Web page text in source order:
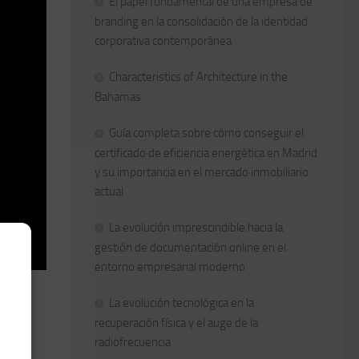
branding en la consolidación de la identidad
corporativa contemporánea
Characteristics of Architecture in the
Bahamas
Guía completa sobre cómo conseguir el
certificado de eficiencia energética en Madrid
y su importancia en el mercado inmobiliario
actual
La evolución imprescindible hacia la
gestión de documentación online en el
entorno empresarial moderno
La evolución tecnológica en la
recuperación física y el auge de la
radiofrecuencia